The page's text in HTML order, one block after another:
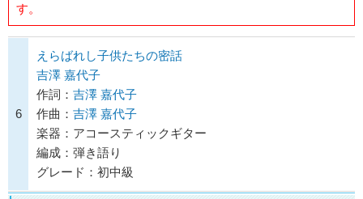
す。
6
えらばれし子供たちの密話
吉澤 嘉代子
作詞： 吉澤 嘉代子
作曲： 吉澤 嘉代子
楽器：アコースティックギター
編成：弾き語り
グレード：初中級